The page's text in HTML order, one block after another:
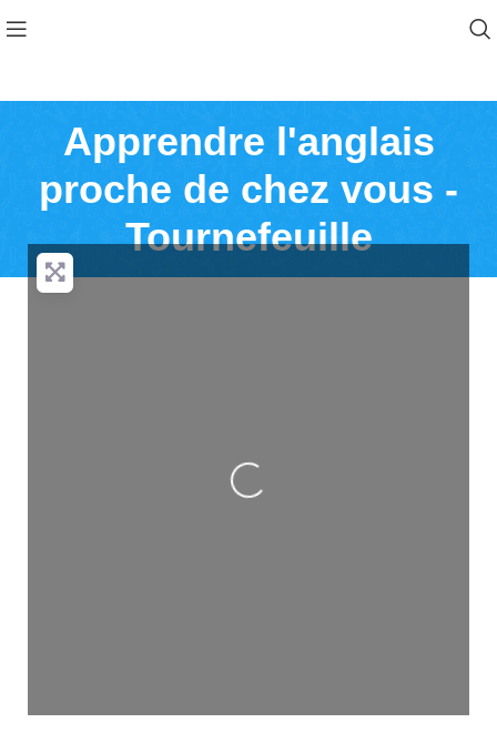
Apprendre l'anglais
proche de chez vous -
Tournefeuille
Loading...